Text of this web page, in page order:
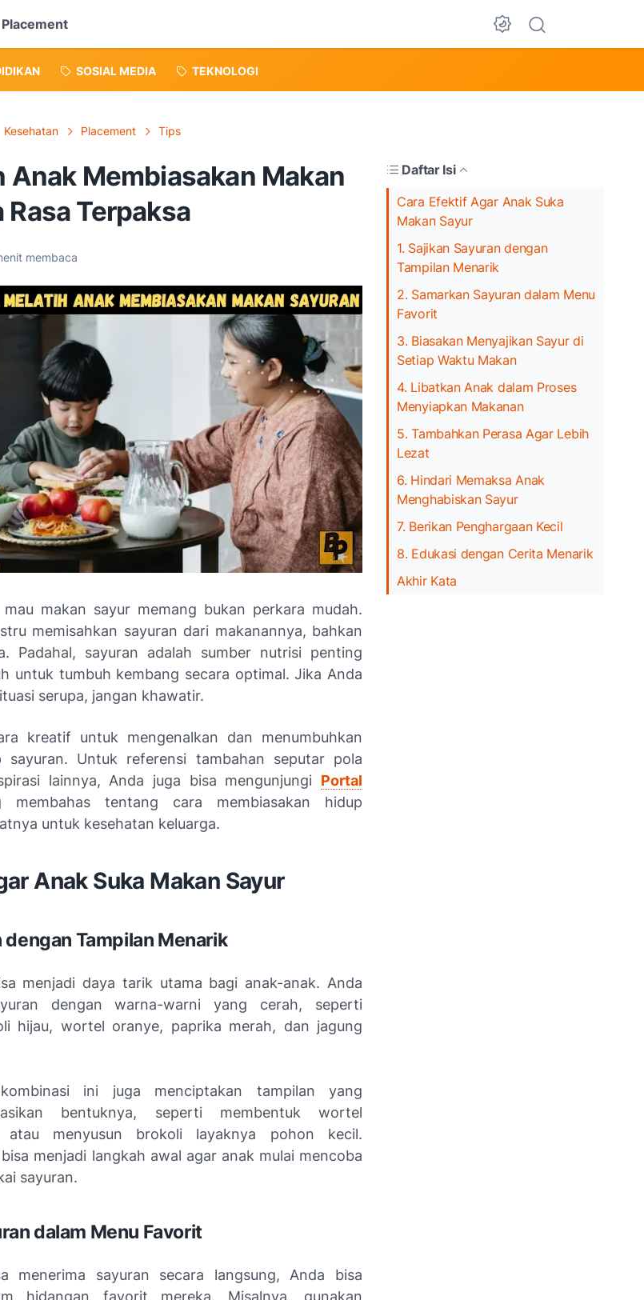
Dark Mode
SOSIAL MEDIA TEKNOLOGI
Kesehatan Placement Tips
Anak Membiasakan Makan
Rasa Terpaksa
membaca
Daftar Isi
Cara Efektif Agar Anak Suka
Makan Sayur
1. Sajikan Sayuran dengan
Tampilan Menarik
2. Samarkan Sayuran dalam Menu
Favorit
3. Biasakan Menyajikan Sayur di
Setiap Waktu Makan
4. Libatkan Anak dalam Proses
Menyiapkan Makanan
5. Tambahkan Perasa Agar Lebih
Lezat
6. Hindari Memaksa Anak
Menghabiskan Sayur
7. Berikan Penghargaan Kecil
8. Edukasi dengan Cerita Menarik
Akhir Kata
makan sayur memang bukan perkara mudah.
memisahkan sayuran dari makanannya, bahkan
Padahal, sayuran adalah sumber nutrisi penting
untuk tumbuh kembang secara optimal. Jika Anda
serupa, jangan khawatir.
kreatif untuk mengenalkan dan menumbuhkan
sayuran. Untuk referensi tambahan seputar pola
lainnya, Anda juga bisa mengunjungi Portal
membahas tentang cara membiasakan hidup
untuk kesehatan keluarga.
Anak Suka Makan Sayur
dengan Tampilan Menarik
menjadi daya tarik utama bagi anak-anak. Anda
dengan warna-warni yang cerah, seperti
hijau, wortel oranye, paprika merah, dan jagung
ini juga menciptakan tampilan yang
bentuknya, seperti membentuk wortel
atau menyusun brokoli layaknya pohon kecil.
menjadi langkah awal agar anak mulai mencoba
sayuran.
dalam Menu Favorit
menerima sayuran secara langsung, Anda bisa
hidangan favorit mereka. Misalnya, gunakan